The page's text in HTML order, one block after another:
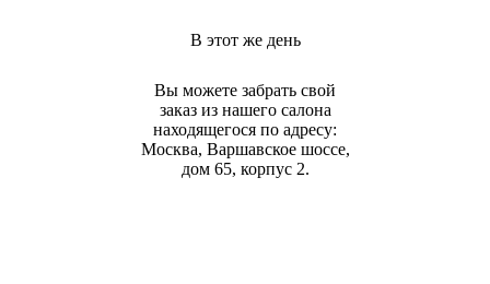
В этот же день
Вы можете забрать свой
заказ из нашего салона
находящегося по адресу:
Москва, Варшавское шоссе,
дом 65, корпус 2.